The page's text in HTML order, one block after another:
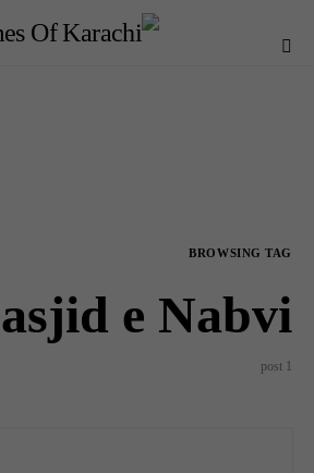
BROWSING TAG
e Nabvi
1 post